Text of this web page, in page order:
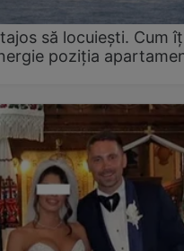
să locuiești. Cum
poziția